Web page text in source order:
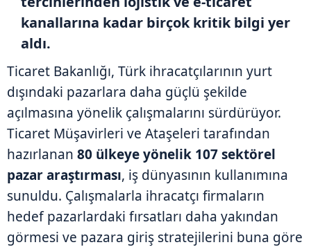
kanallarına kadar birçok kritik bilgi yer
aldı.
Ticaret Bakanlığı, Türk ihracatçılarının yurt
dışındaki pazarlara daha güçlü şekilde
açılmasına yönelik çalışmalarını sürdürüyor.
Ticaret Müşavirleri ve Ataşeleri tarafından
hazırlanan 80 ülkeye yönelik 107 sektörel
pazar araştırması, iş dünyasının kullanımına
sunuldu. Çalışmalarla ihracatçı firmaların
hedef pazarlardaki fırsatları daha yakından
görmesi ve pazara giriş stratejilerini buna göre